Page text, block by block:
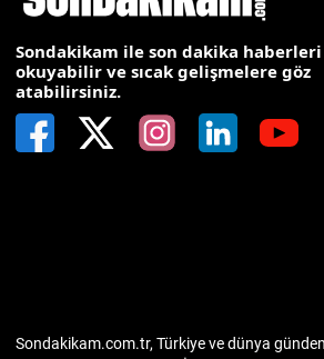
Sondakikam ile son dakika haberleri
okuyabilir ve sıcak gelişmelere göz
atabilirsiniz.
Sondakikam.com.tr, Türkiye ve dünya